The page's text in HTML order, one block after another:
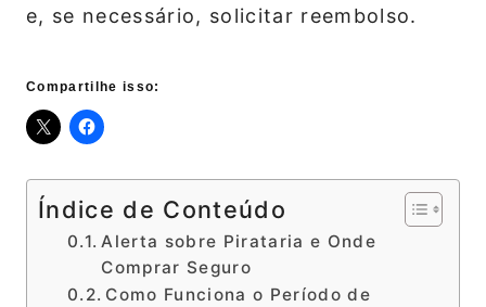
e, se necessário, solicitar reembolso.
Compartilhe isso:
Índice de Conteúdo
Alerta sobre Pirataria e Onde
Comprar Seguro
Como Funciona o Período de